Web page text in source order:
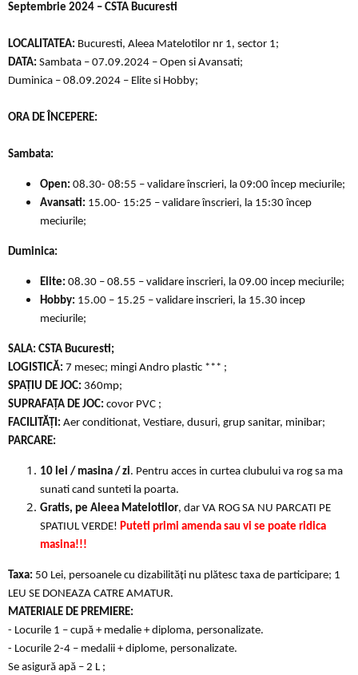
Septembrie 2024 – CSTA Bucuresti
LOCALITATEA: Bucuresti, Aleea Matelotilor nr 1, sector 1;
DATA: Sambata – 07.09.2024 – Open si Avansati;
Duminica – 08.09.2024 – Elite si Hobby;
ORA DE ÎNCEPERE:
Sambata:
Open: 08.30- 08:55 – validare înscrieri, la 09:00 încep meciurile;
Avansati: 15.00- 15:25 – validare înscrieri, la 15:30 încep
meciurile;
Duminica:
Elite: 08.30 – 08.55 – validare inscrieri, la 09.00 incep meciurile;
Hobby: 15.00 – 15.25 – validare inscrieri, la 15.30 incep
meciurile;
SALA: CSTA Bucuresti;
LOGISTICĂ: 7 mesec; mingi Andro plastic *** ;
SPAȚIU DE JOC: 360mp;
SUPRAFAȚA DE JOC: covor PVC ;
FACILITĂȚI: Aer conditionat, Vestiare, dusuri, grup sanitar, minibar;
PARCARE:
10 lei / masina / zi. Pentru acces in curtea clubului va rog sa ma
sunati cand sunteti la poarta.
Gratis, pe Aleea Matelotilor, dar VA ROG SA NU PARCATI PE
SPATIUL VERDE! Puteti primi amenda sau vi se poate ridica
masina!!!
Taxa: 50 Lei, persoanele cu dizabilităţi nu plătesc taxa de participare; 1
LEU SE DONEAZA CATRE AMATUR.
MATERIALE DE PREMIERE:
- Locurile 1 – cupă + medalie + diploma, personalizate.
- Locurile 2-4 – medalii + diplome, personalizate.
Se asigură apă – 2 L ;